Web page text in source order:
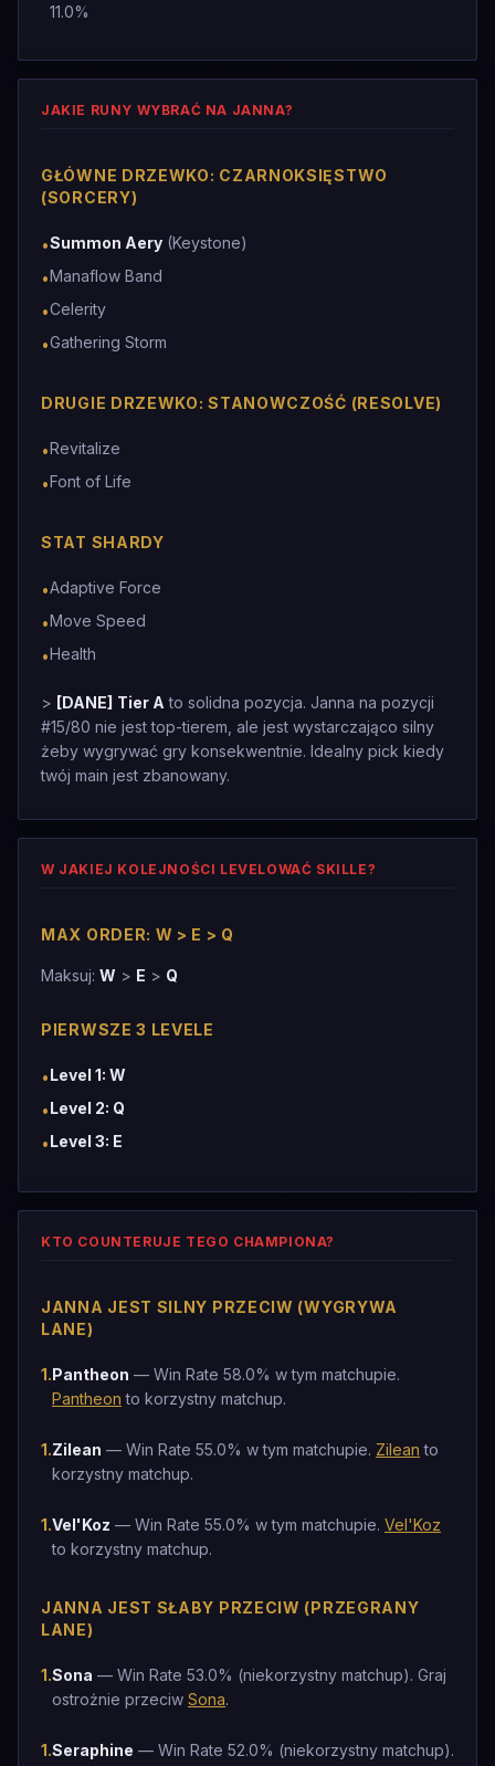
11.0%
JAKIE RUNY WYBRAĆ NA JANNA?
GŁÓWNE DRZEWKO: CZARNOKSIĘSTWO
(SORCERY)
•Summon Aery (Keystone)
•Manaflow Band
•Celerity
•Gathering Storm
DRUGIE DRZEWKO: STANOWCZOŚĆ (RESOLVE)
•Revitalize
•Font of Life
STAT SHARDY
•Adaptive Force
•Move Speed
•Health
> [DANE] Tier A to solidna pozycja. Janna na pozycji
#15/80 nie jest top-tierem, ale jest wystarczająco silny
żeby wygrywać gry konsekwentnie. Idealny pick kiedy
twój main jest zbanowany.
W JAKIEJ KOLEJNOŚCI LEVELOWAĆ SKILLE?
MAX ORDER: W > E > Q
Maksuj: W > E > Q
PIERWSZE 3 LEVELE
•Level 1: W
•Level 2: Q
•Level 3: E
KTO COUNTERUJE TEGO CHAMPIONA?
JANNA JEST SILNY PRZECIW (WYGRYWA
LANE)
1.Pantheon — Win Rate 58.0% w tym matchupie.
Pantheon to korzystny matchup.
1.Zilean — Win Rate 55.0% w tym matchupie. Zilean to
korzystny matchup.
1.Vel'Koz — Win Rate 55.0% w tym matchupie. Vel'Koz
to korzystny matchup.
JANNA JEST SŁABY PRZECIW (PRZEGRANY
LANE)
1.Sona — Win Rate 53.0% (niekorzystny matchup). Graj
ostrożnie przeciw Sona.
1.Seraphine — Win Rate 52.0% (niekorzystny matchup).